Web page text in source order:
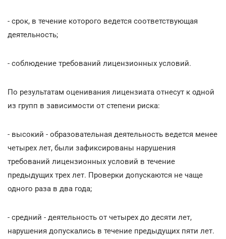
- срок, в течение которого ведется соответствующая
деятельность;
- соблюдение требований лицензионных условий.
По результатам оценивания лицензиата отнесут к одной
из групп в зависимости от степени риска:
- высокий - образовательная деятельность ведется менее
четырех лет, были зафиксированы нарушения
требований лицензионных условий в течение
предыдущих трех лет. Проверки допускаются не чаще
одного раза в два года;
- средний - деятельность от четырех до десяти лет,
нарушения допускались в течение предыдущих пяти лет.